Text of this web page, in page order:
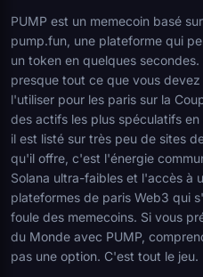
PUMP est un memecoin basé
pump.fun, une plateforme qui
un token en quelques
presque tout ce que vous
l'utiliser pour les paris sur la
des actifs les plus spéculatifs
il est listé sur très peu de sites
qu'il offre, c'est l'énergie
Solana ultra-faibles et l'accès à
plateformes de paris Web3 qui
foule des memecoins. Si vous
du Monde avec PUMP,
pas une option. C'est tout le jeu.